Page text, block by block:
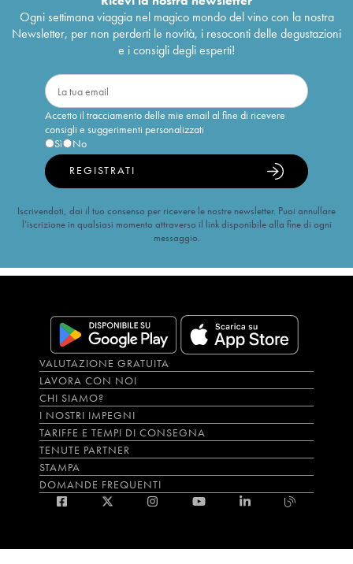
Ogni settimana viaggia nel magico mondo del vino con la nostra
Newsletter, per non perderti le novità, i resoconti delle degustazioni
e i consigli degli esperti!
Accetto il tracciamento delle mie email al fine di ricevere
consigli e suggerimenti personalizzati
Sì
No
REGISTRATI
Iscrivendoti, dai il tuo consenso per ricevere le nostre newsletter. Puoi annullare
l’iscrizione in qualsiasi momento attraverso il link disponibile alla fine di ogni
messaggio.
VALUTAZIONE GRATUITA
LAVORA CON NOI
CHI SIAMO?
I NOSTRI IMPEGNI
TARIFFE E TEMPI DI CONSEGNA
TENUTE PARTNER
STAMPA
DOMANDE FREQUENTI